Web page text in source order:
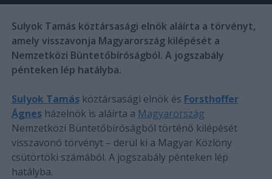
Sulyok Tamás köztársasági elnök aláírta a törvényt,
amely visszavonja Magyarország kilépését a
Nemzetközi Büntetőbíróságból. A jogszabály
pénteken lép hatályba.
Sulyok Tamásköztársasági elnök és Forsthoffer
Ágnesházelnök is aláírta a Magyarország
Nemzetközi Büntetőbíróságból történő kilépését
visszavonó törvényt – derül ki a Magyar Közlöny
csütörtöki számából. A jogszabály pénteken lép
hatályba.